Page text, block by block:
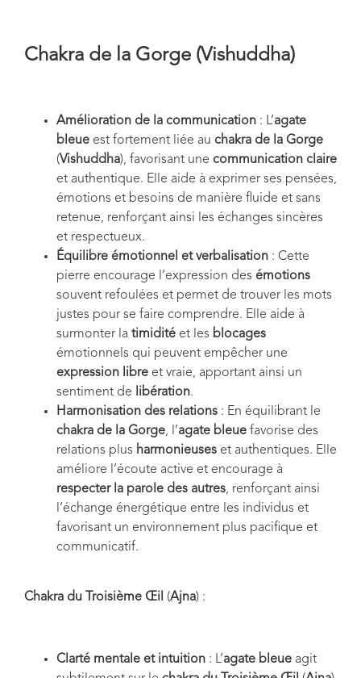
Chakra de la Gorge (Vishuddha)
Amélioration de la communication : L’agate
bleue est fortement liée au chakra de la Gorge
(Vishuddha), favorisant une communication claire
et authentique. Elle aide à exprimer ses pensées,
émotions et besoins de manière fluide et sans
retenue, renforçant ainsi les échanges sincères
et respectueux.
Équilibre émotionnel et verbalisation : Cette
pierre encourage l’expression des émotions
souvent refoulées et permet de trouver les mots
justes pour se faire comprendre. Elle aide à
surmonter la timidité et les blocages
émotionnels qui peuvent empêcher une
expression libre et vraie, apportant ainsi un
sentiment de
libération.
Harmonisation des relations : En équilibrant le
chakra de la Gorge, l’agate bleue favorise des
relations plus harmonieuses et authentiques. Elle
améliore l’écoute active et encourage à
respecter la parole des autres, renforçant ainsi
l’échange énergétique entre les individus et
favorisant un environnement plus pacifique et
communicatif.
Chakra du Troisième Œil (Ajna) :
Clarté mentale et intuition : L’agate bleue agit